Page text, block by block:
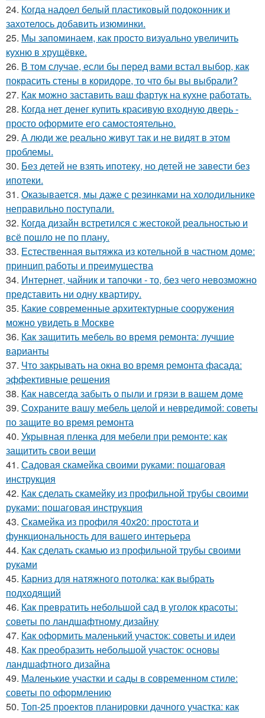
24. Когда надоел белый пластиковый подоконник и
захотелось добавить изюминки.
25. Мы запоминаем, как просто визуально увеличить
кухню в хрущёвке.
26. В том случае, если бы перед вами встал выбор, как
покрасить стены в коридоре, то что бы вы выбрали?
27. Как можно заставить ваш фартук на кухне работать.
28. Когда нет денег купить красивую входную дверь -
просто оформите его самостоятельно.
29. А люди же реально живут так и не видят в этом
проблемы.
30. Без детей не взять ипотеку, но детей не завести без
ипотеки.
31. Оказывается, мы даже с резинками на холодильнике
неправильно поступали.
32. Когда дизайн встретился с жестокой реальностью и
всё пошло не по плану.
33. Естественная вытяжка из котельной в частном доме:
принцип работы и преимущества
34. Интернет, чайник и тапочки - то, без чего невозможно
представить ни одну квартиру.
35. Какие современные архитектурные сооружения
можно увидеть в Москве
36. Как защитить мебель во время ремонта: лучшие
варианты
37. Что закрывать на окна во время ремонта фасада:
эффективные решения
38. Как навсегда забыть о пыли и грязи в вашем доме
39. Сохраните вашу мебель целой и невредимой: советы
по защите во время ремонта
40. Укрывная пленка для мебели при ремонте: как
защитить свои вещи
41. Садовая скамейка своими руками: пошаговая
инструкция
42. Как сделать скамейку из профильной трубы своими
руками: пошаговая инструкция
43. Скамейка из профиля 40х20: простота и
функциональность для вашего интерьера
44. Как сделать скамью из профильной трубы своими
руками
45. Карниз для натяжного потолка: как выбрать
подходящий
46. Как превратить небольшой сад в уголок красоты:
советы по ландшафтному дизайну
47. Как оформить маленький участок: советы и идеи
48. Как преобразить небольшой участок: основы
ландшафтного дизайна
49. Маленькие участки и сады в современном стиле:
советы по оформлению
50. Топ-25 проектов планировки дачного участка: как